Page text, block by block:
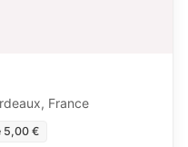
France
5,00 €